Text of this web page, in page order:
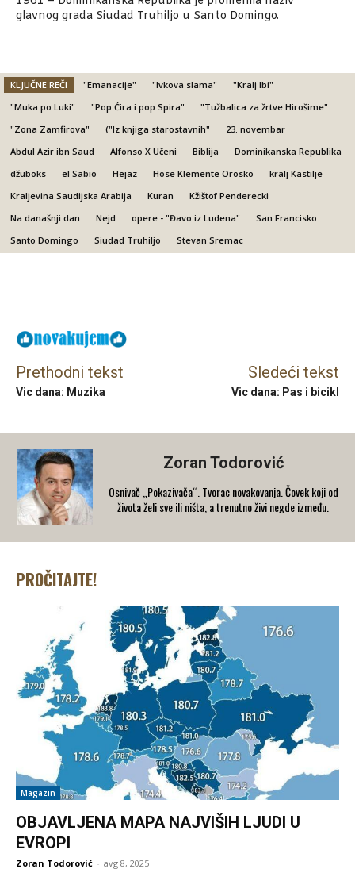
glavnog grada Siudad Truhiljo u Santo Domingo.
KLJUČNE REČI "Emanacije" "Ivkova slama"
"Kralj Ibi"
"Muka po Luki"
"Pop Ćira i pop Spira"
"Tužbalica za žrtve Hirošime"
"Zona Zamfirova"
("Iz knjiga starostavnih"
23. novembar
Abdul Azir ibn Saud
Alfonso X Učeni Biblija
Dominikanska Republika
džuboks
el Sabio Hejaz Hose Klemente Orosko
kralj Kastilje
Kraljevina Saudijska Arabija
Kuran
Kžištof Penderecki
Na današnji dan
Nejd opere - "Đavo iz Ludena"
San Francisko
Santo Domingo
Siudad Truhiljo Stevan Sremac
Prethodni tekst
Vic dana: Muzika
Sledeći tekst
Vic dana: Pas i bicikl
Zoran Todorović
Osnivač „Pokazivača“. Tvorac novakovanja. Čovek koji od
života želi sve ili ništa, a trenutno živi negde između.
PROČITAJTE!
Magazin
OBJAVLJENA MAPA NAJVIŠIH LJUDI U
EVROPI
Zoran Todorović - avg 8, 2025